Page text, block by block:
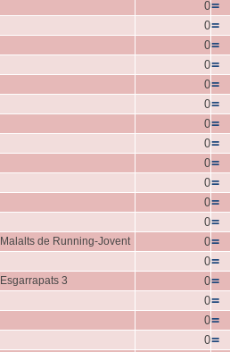
0=
0=
0=
0=
0=
0=
0=
0=
0=
0=
0=
0=
Malalts de Running-Jovent 0=
0=
Esgarrapats 3 0=
0=
0=
0=